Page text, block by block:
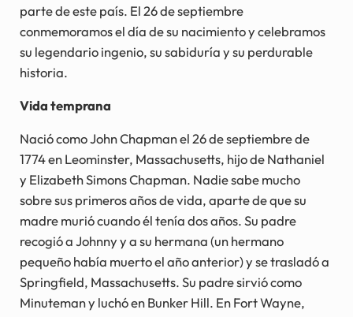
parte de este país. El 26 de septiembre
conmemoramos el día de su nacimiento y celebramos
su legendario ingenio, su sabiduría y su perdurable
historia.
Vida temprana
Nació como John Chapman el 26 de septiembre de
1774 en Leominster, Massachusetts, hijo de Nathaniel
y Elizabeth Simons Chapman. Nadie sabe mucho
sobre sus primeros años de vida, aparte de que su
madre murió cuando él tenía dos años. Su padre
recogió a Johnny y a su hermana (un hermano
pequeño había muerto el año anterior) y se trasladó a
Springfield, Massachusetts. Su padre sirvió como
Minuteman y luchó en Bunker Hill. En Fort Wayne,